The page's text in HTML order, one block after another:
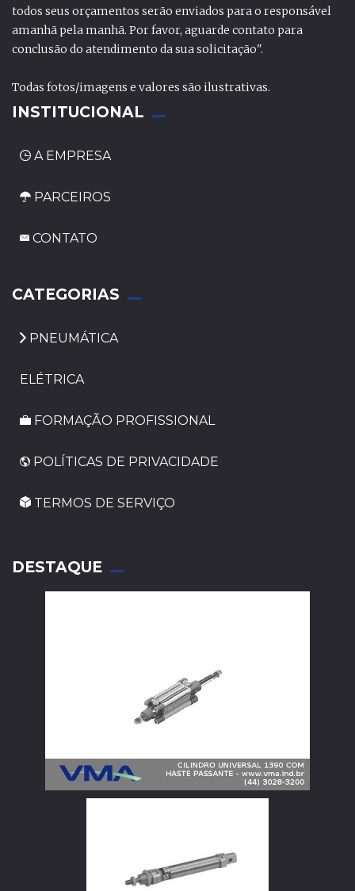
todos seus orçamentos serão enviados para o responsável
amanhã pela manhã. Por favor, aguarde contato para
conclusão do atendimento da sua solicitação".
Todas fotos/imagens e valores são ilustrativas.
INSTITUCIONAL
A EMPRESA
PARCEIROS
CONTATO
CATEGORIAS
PNEUMÁTICA
ELÉTRICA
FORMAÇÃO PROFISSIONAL
POLÍTICAS DE PRIVACIDADE
TERMOS DE SERVIÇO
DESTAQUE